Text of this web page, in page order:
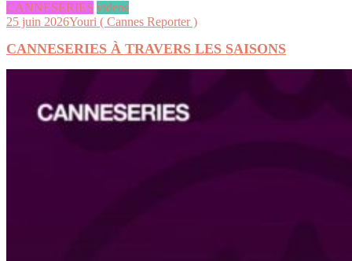
CANNESERIES videos
25 juin 2026Youri ( Cannes Reporter )
CANNESERIES À TRAVERS LES SAISONS